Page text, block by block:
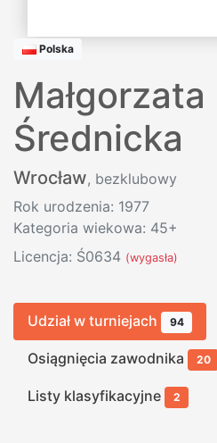
Polska
Małgorzata
Średnicka
Wrocław, bezklubowy
Rok urodzenia: 1977
Kategoria wiekowa: 45+
Licencja: Ś0634 (wygasła)
Udział w turniejach 94
Osiągnięcia zawodnika 20
Listy klasyfikacyjne 2